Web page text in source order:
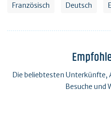
Französisch Deutsch
Die beliebtesten
Besuche und